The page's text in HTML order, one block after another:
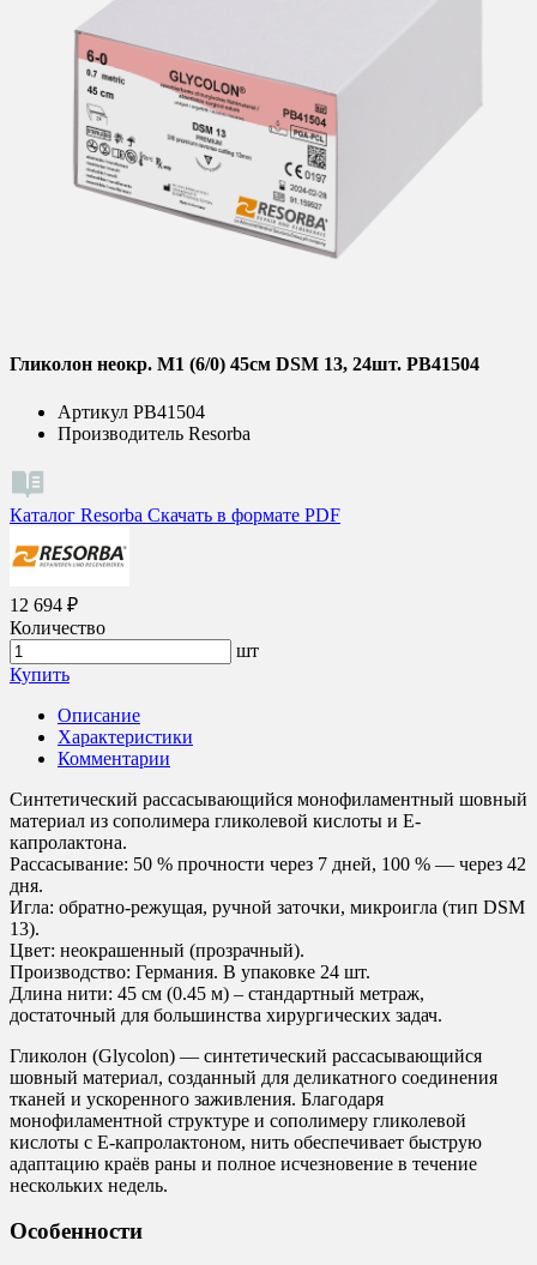
Гликолон неокр. M1 (6/0) 45см DSM 13, 24шт. PB41504
Артикул PB41504
Производитель Resorba
Каталог Resorba Скачать в формате PDF
12 694 ₽
Количество
шт
Купить
Описание
Характеристики
Комментарии
Синтетический рассасывающийся монофиламентный шовный
материал из сополимера гликолевой кислоты и Е-
капролактона.
Рассасывание: 50 % прочности через 7 дней, 100 % — через 42
дня.
Игла: обратно-режущая, ручной заточки, микроигла (тип DSM
13).
Цвет: неокрашенный (прозрачный).
Производство: Германия. В упаковке 24 шт.
Длина нити: 45 см (0.45 м) – стандартный метраж,
достаточный для большинства хирургических задач.
Гликолон (Glycolon) — синтетический рассасывающийся
шовный материал, созданный для деликатного соединения
тканей и ускоренного заживления. Благодаря
монофиламентной структуре и сополимеру гликолевой
кислоты с Е-капролактоном, нить обеспечивает быструю
адаптацию краёв раны и полное исчезновение в течение
нескольких недель.
Особенности